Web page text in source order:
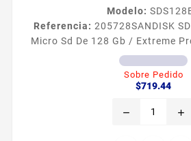
Modelo:
Referencia: 205728SANDISK
Micro Sd De 128 Gb / Extreme
Adaptador Lo suficientemente
seguir el ritmo de la
raacutepida rendimiento de
Sobre Pedido
$719.44
remove add